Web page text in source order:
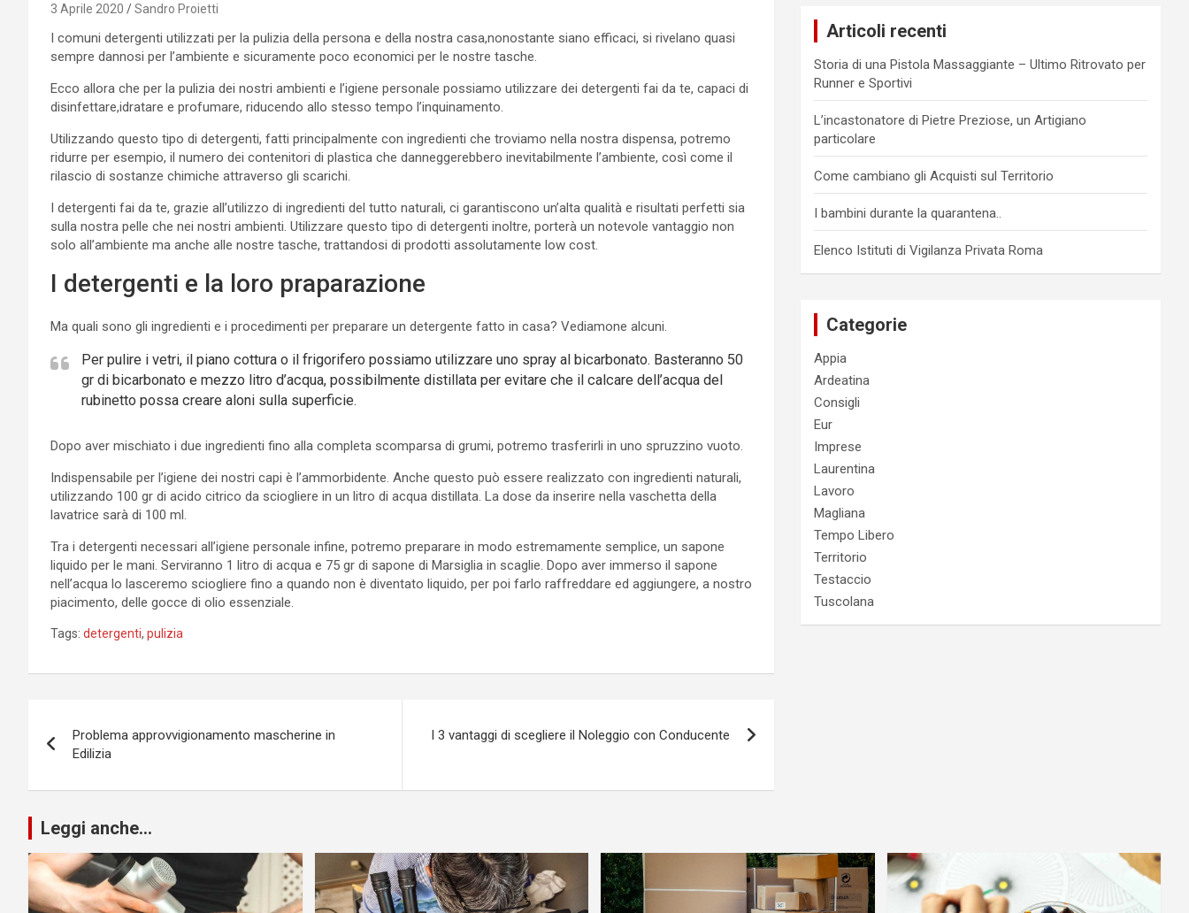
3 Aprile 2020 Sandro Proietti
I comuni detergenti utilizzati per la pulizia della persona e della nostra casa,nonostante siano efficaci, si rivelano quasi
sempre dannosi per l’ambiente e sicuramente poco economici per le nostre tasche.
Ecco allora che per la pulizia dei nostri ambienti e l’igiene personale possiamo utilizzare dei detergenti fai da te, capaci di
disinfettare,idratare e profumare, riducendo allo stesso tempo l’inquinamento.
Utilizzando questo tipo di detergenti, fatti principalmente con ingredienti che troviamo nella nostra dispensa, potremo
ridurre per esempio, il numero dei contenitori di plastica che danneggerebbero inevitabilmente l’ambiente, così come il
rilascio di sostanze chimiche attraverso gli scarichi.
I detergenti fai da te, grazie all’utilizzo di ingredienti del tutto naturali, ci garantiscono un’alta qualità e risultati perfetti sia
sulla nostra pelle che nei nostri ambienti. Utilizzare questo tipo di detergenti inoltre, porterà un notevole vantaggio non
solo all’ambiente ma anche alle nostre tasche, trattandosi di prodotti assolutamente low cost.
I detergenti e la loro praparazione
Ma quali sono gli ingredienti e i procedimenti per preparare un detergente fatto in casa? Vediamone alcuni.
Per pulire i vetri, il piano cottura o il frigorifero possiamo utilizzare uno spray al bicarbonato. Basteranno 50
gr di bicarbonato e mezzo litro d’acqua, possibilmente distillata per evitare che il calcare dell’acqua del
rubinetto possa creare aloni sulla superficie.
Dopo aver mischiato i due ingredienti fino alla completa scomparsa di grumi, potremo trasferirli in uno spruzzino vuoto.
Indispensabile per l’igiene dei nostri capi è l’ammorbidente. Anche questo può essere realizzato con ingredienti naturali,
utilizzando 100 gr di acido citrico da sciogliere in un litro di acqua distillata. La dose da inserire nella vaschetta della
lavatrice sarà di 100 ml.
Tra i detergenti necessari all’igiene personale infine, potremo preparare in modo estremamente semplice, un sapone
liquido per le mani. Serviranno 1 litro di acqua e 75 gr di sapone di Marsiglia in scaglie. Dopo aver immerso il sapone
nell’acqua lo lasceremo sciogliere fino a quando non è diventato liquido, per poi farlo raffreddare ed aggiungere, a nostro
piacimento, delle gocce di olio essenziale.
Tags: detergenti, pulizia
articoli
Problema approvvigionamento mascherine in
Edilizia
I 3 vantaggi di scegliere il Noleggio con Conducente
Articoli recenti
Storia di una Pistola Massaggiante – Ultimo Ritrovato per
Runner e Sportivi
L’incastonatore di Pietre Preziose, un Artigiano
particolare
Come cambiano gli Acquisti sul Territorio
I bambini durante la quarantena..
Elenco Istituti di Vigilanza Privata Roma
Categorie
Appia
Ardeatina
Consigli
Eur
Imprese
Laurentina
Lavoro
Magliana
Tempo Libero
Territorio
Testaccio
Tuscolana
Leggi anche...